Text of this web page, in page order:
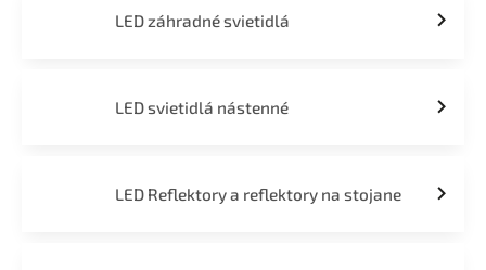
LED záhradné svietidlá
LED svietidlá nástenné
LED Reflektory a reflektory na stojane